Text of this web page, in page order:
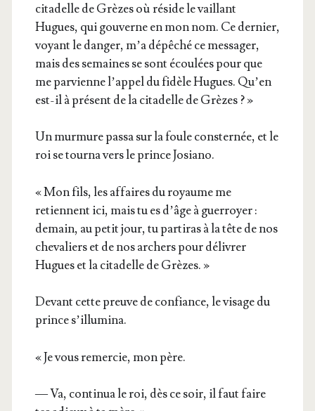
cita­delle de Grèzes où réside le vaillant
Hugues, qui gou­verne en mon nom. Ce der­nier,
voyant le dan­ger, m’a dépê­ché ce mes­sa­ger,
mais des semaines se sont écou­lées pour que
me par­vienne l’ap­pel du fidèle Hugues. Qu’en
est-il à pré­sent de la cita­delle de Grèzes ? »
Un mur­mure pas­sa sur la foule conster­née, et le
roi se tour­na vers le prince Josiano.
« Mon fils, les affaires du royaume me
retiennent ici, mais tu es d’âge à guer­royer :
demain, au petit jour, tu par­ti­ras à la tête de nos
che­va­liers et de nos archers pour déli­vrer
Hugues et la cita­delle de Grèzes. »
Devant cette preuve de confiance, le visage du
prince s’illumina.
« Je vous remer­cie, mon père.
— Va, conti­nua le roi, dès ce soir, il faut faire